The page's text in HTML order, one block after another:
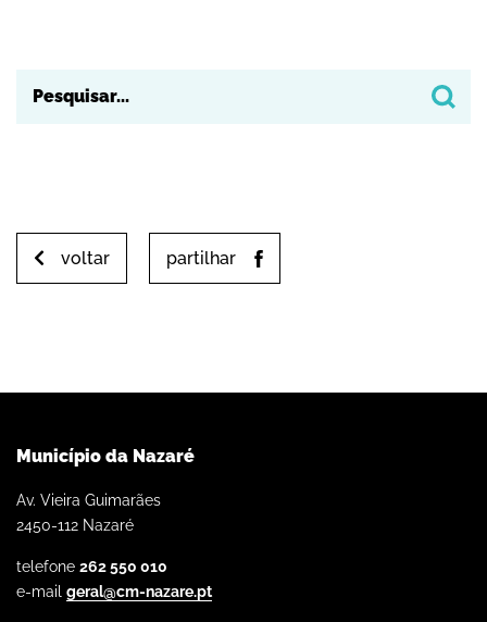
voltar partilhar
Município da Nazaré
Av. Vieira Guimarães
2450-112 Nazaré
telefone 262 550 010
e-mail geral@cm-nazare.pt